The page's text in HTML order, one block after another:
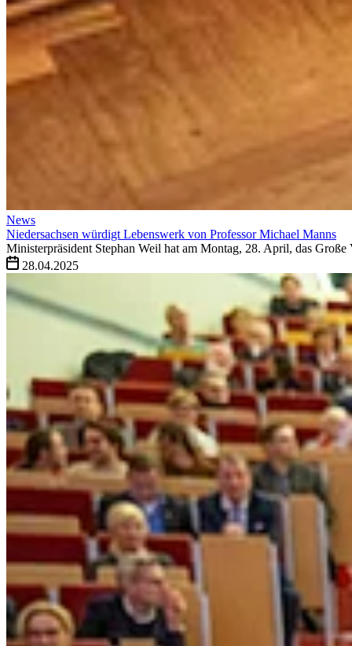
News
Niedersachsen würdigt Lebenswerk von Professor Michael Manns
Ministerpräsident Stephan Weil hat am Montag, 28. April, das
28.04.2025